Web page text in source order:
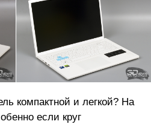
компактной и легкой? На
если круг